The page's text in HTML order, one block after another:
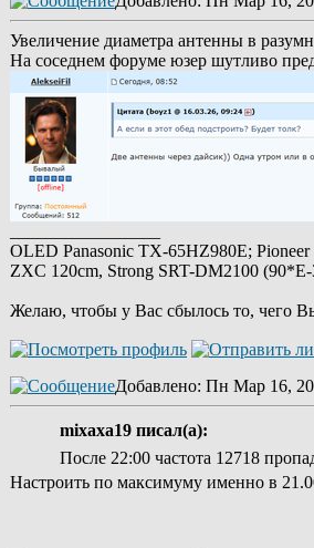
Увеличение диаметра антенны в
На соседнем форуме юзер шутливо
OLED Panasonic TX-65HZ980E;
ZXC 120cm, Strong SRT-DM2100
Желаю, чтобы у Вас сбылось то, чего
Добавлено: Пн Мар 16,
mixaxa19 писал(а):
После 22:00 частота 12718
Настроить по максимуму именно в